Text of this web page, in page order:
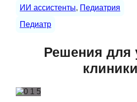
ИИ ассистенты, Педиатрия
Педиатр
Решения для
клиники